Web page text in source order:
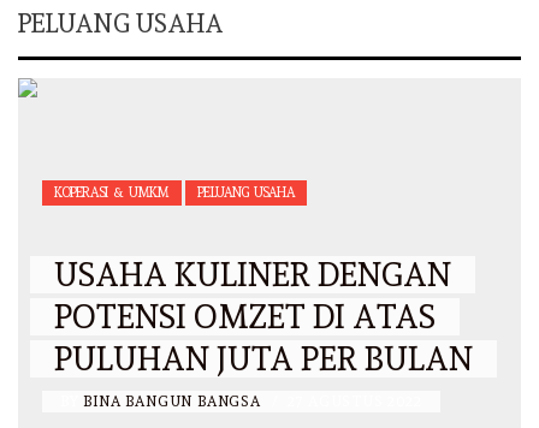
PELUANG USAHA
KOPERASI & UMKM PELUANG USAHA
USAHA KULINER DENGAN
POTENSI OMZET DI ATAS
PULUHAN JUTA PER BULAN
BINA BANGUN BANGSA